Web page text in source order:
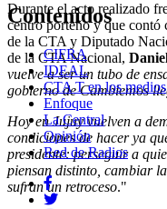
Durante el acto realizado
centro porteño y que contó
de la CTA y Diputado
de la CTA Nacional,
vuelve a ser un tubo de
gobierno de Cambiemos
Hoy en Jujuy vuelven a
condiciones de hacer ya
presidente: perseguir a
piensan distinto, cambiar
sufran un retroceso."
Contenidos
CIFRA
IDEAL
CTA T en los medios
Enfoque
La Central
Opinión
Red de Radios